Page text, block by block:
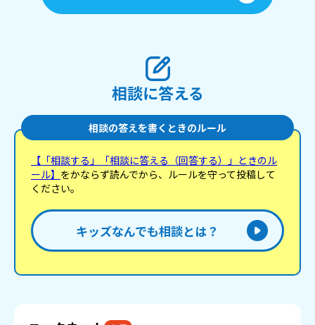
相談に答える
相談の答えを書くときのルール
【「相談する」「相談に答える（回答する）」ときのル
ール】 をかならず読んでから、ルールを守って投稿して
ください。
キッズなんでも相談とは？